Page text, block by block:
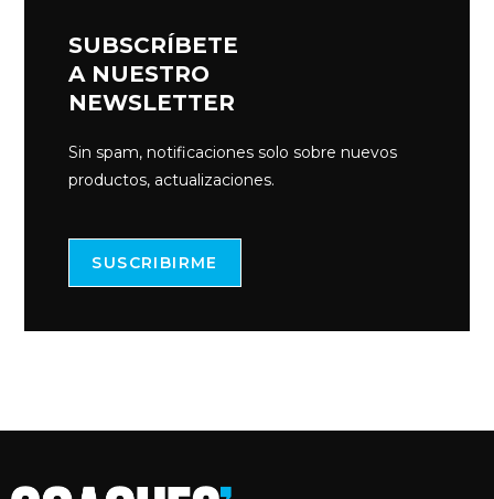
SUBSCRÍBETE
A NUESTRO
NEWSLETTER
Sin spam, notificaciones solo sobre nuevos
productos, actualizaciones.
SUSCRIBIRME